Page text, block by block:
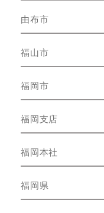
由布市
福山市
福岡市
福岡支店
福岡本社
福岡県